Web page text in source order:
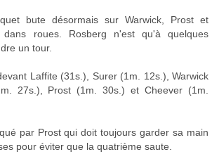
bute désormais sur Warwick, Prost et
roues. Rosberg n'est qu'à quelques
un tour.
Laffite (31s.), Surer (1m. 12s.), Warwick
27s.), Prost (1m. 30s.) et Cheever (1m.
par Prost qui doit toujours garder sa main
pour éviter que la quatrième saute.